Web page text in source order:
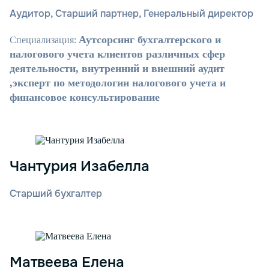
Аудитор, Старший партнер, Генеральный директор
Специализация: Аутсорсинг бухгалтерского и
налогового учета клиентов различных сфер
деятельности, внутренний и внешний аудит
,эксперт по методологии налогового учета и
финансовое консультирование
Чантурия Изабелла
Старший бухгалтер
Матвеева Елена